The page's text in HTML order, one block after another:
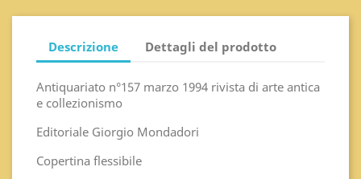
Descrizione Dettagli del prodotto
Antiquariato n°157 marzo 1994 rivista di arte antica
e collezionismo
Editoriale Giorgio Mondadori
Copertina flessibile